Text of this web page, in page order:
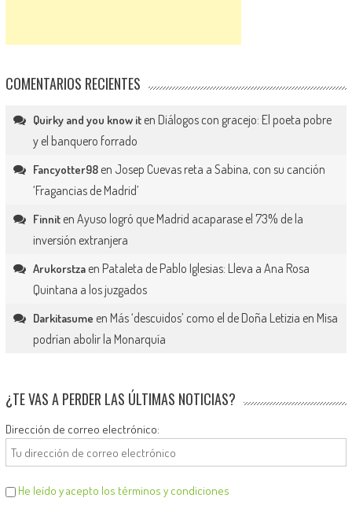
COMENTARIOS RECIENTES
Quirky and you know iten Diálogos con gracejo: El poeta pobre
y el banquero forrado
Fancyotter98en Josep Cuevas reta a Sabina, con su canción
‘Fragancias de Madrid’
Finniten Ayuso logró que Madrid acaparase el 73% de la
inversión extranjera
Arukorstzaen Pataleta de Pablo Iglesias: Lleva a Ana Rosa
Quintana a los juzgados
Darkitasume en Más ‘descuidos’ como el de Doña Letizia en Misa
podrían abolir la Monarquía
¿TE VAS A PERDER LAS ÚLTIMAS NOTICIAS?
Dirección de correo electrónico:
He leído y acepto los términos y condiciones